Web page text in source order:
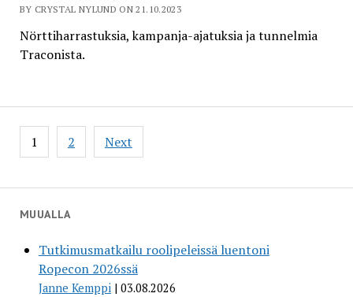
MUUALLA
Tutkimusmatkailu roolipeleissä luentoni
Ropecon 2026ssä
Janne Kemppi 03.08.2026
BY CRYSTAL NYLUND ON 21.10.2023
Nörttiharrastuksia, kampanja-ajatuksia ja tunnelmia
Traconista.
Posts
pagination
1 2 Next